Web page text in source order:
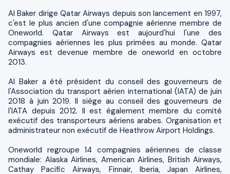
Al Baker dirige Qatar Airways depuis son lancement en 1997,
c'est le plus ancien d'une compagnie aérienne membre de
Oneworld. Qatar Airways est aujourd'hui l'une des
compagnies aériennes les plus primées au monde. Qatar
Airways est devenue membre de oneworld en octobre
2013.
Al Baker a été président du conseil des gouverneurs de
l'Association du transport aérien international (IATA) de juin
2018 à juin 2019. Il siège au conseil des gouverneurs de
l'IATA depuis 2012. Il est également membre du comité
exécutif des transporteurs aériens arabes. Organisation et
administrateur non exécutif de Heathrow Airport Holdings.
Oneworld regroupe 14 compagnies aériennes de classe
mondiale: Alaska Airlines, American Airlines, British Airways,
Cathay Pacific Airways, Finnair, Iberia, Japan Airlines,